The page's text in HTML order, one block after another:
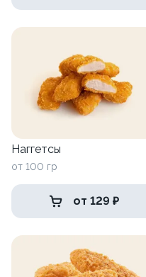
Наггетсы
от 100 гр
от 129 ₽